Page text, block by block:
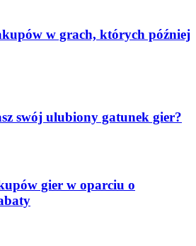
w grach, których później
swój ulubiony gatunek gier?
gier w oparciu o